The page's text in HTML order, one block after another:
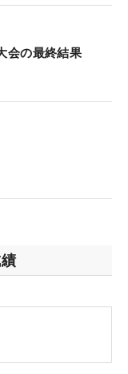
会の最終結果